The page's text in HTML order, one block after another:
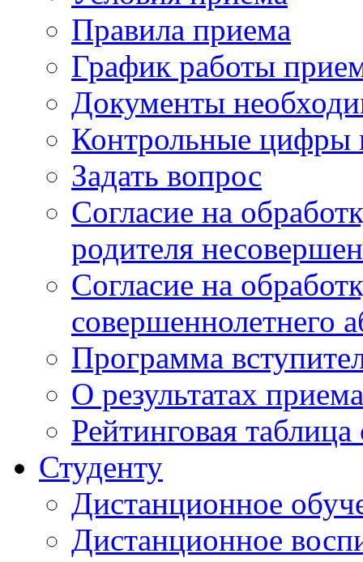
Правила приема
График работы
Документы
Контрольные цифры
Задать вопрос
Согласие на
родителя
Согласие на
совершеннолетнего
Программа
О результатах приема
Рейтинговая
Студенту
Дистанционное
Дистанционное